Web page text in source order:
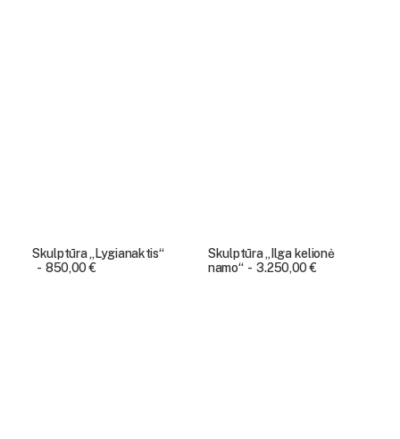
Skulptūra „Lygianaktis“
850,00€
Skulptūra „Ilga kelionė
namo“
3.250,00€